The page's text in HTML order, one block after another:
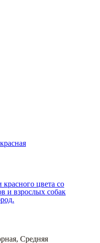
цвета со
и взрослых собак
, Средняя